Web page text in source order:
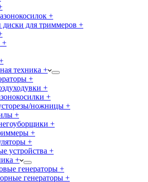
+
для триммеров +
+
техника +
+
+
+
ножницы +
+
+
+
+
устройства +
+
генераторы +
генераторы +